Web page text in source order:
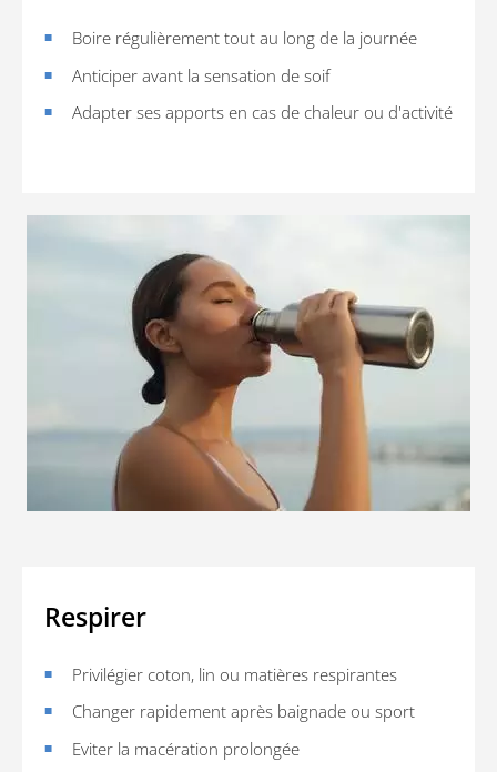
Boire régulièrement tout au long de la journée
Anticiper avant la sensation de soif
Adapter ses apports en cas de chaleur ou d'activité
Respirer
Privilégier coton, lin ou matières respirantes
Changer rapidement après baignade ou sport
Eviter la macération prolongée